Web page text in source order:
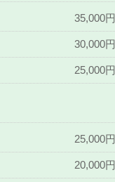
35,000円
30,000円
25,000円
25,000円
20,000円